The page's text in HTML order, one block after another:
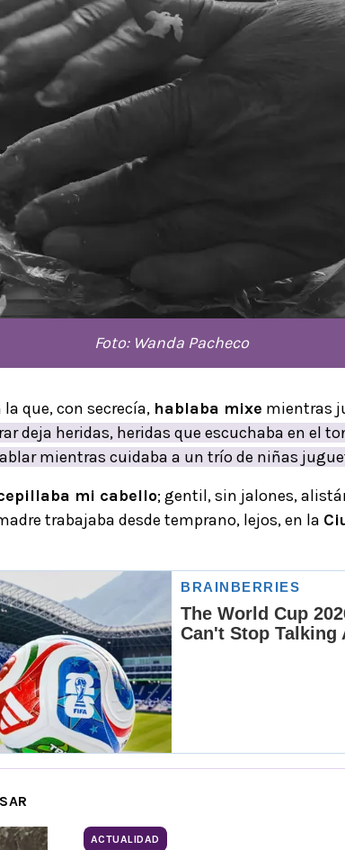
Foto: Wanda Pacheco
que, con secrecía, hablaba mixe mientras
deja heridas, heridas que escuchaba en el
mientras cuidaba a un trío de niñas
mi cabello; gentil, sin jalones,
trabajaba desde temprano, lejos, en la
ACTUALIDAD